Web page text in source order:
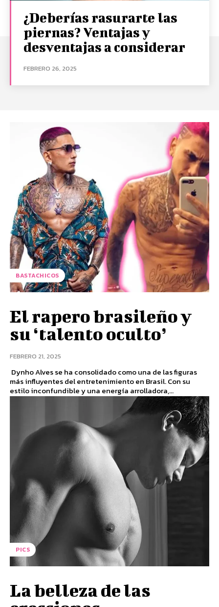
¿Deberías rasurarte las
piernas? Ventajas y
desventajas a considerar
FEBRERO 26, 2025
BASTACHICOS
El rapero brasileño y
su ‘talento oculto’
FEBRERO 21, 2025
Dynho Alves se ha consolidado como una de las figuras
más influyentes del entretenimiento en Brasil. Con su
estilo inconfundible y una energía arrolladora,...
PICS
La belleza de las